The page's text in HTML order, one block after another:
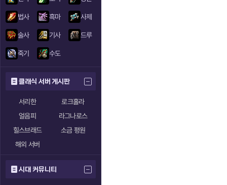
법사 흑마 사제
술사 기사 드루
죽기 수도
클래식 서버 게시판
서리한
로크홀라
얼음피
라그나로스
힐스브래드
소금 평원
해외 서버
시대 커뮤니티